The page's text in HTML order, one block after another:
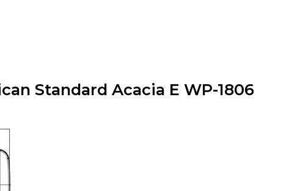
Standard Acacia E WP-1806